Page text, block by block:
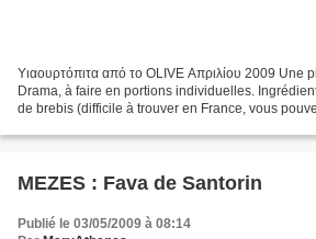
Υιαουρτόπιτα από το OLIVE Απριλίου 2009 Une
Drama, à faire en portions individuelles.
de brebis (difficile à trouver en France, vous
ΜEZES : Fava de Santorin
Publié le 03/05/2009 à 08:14